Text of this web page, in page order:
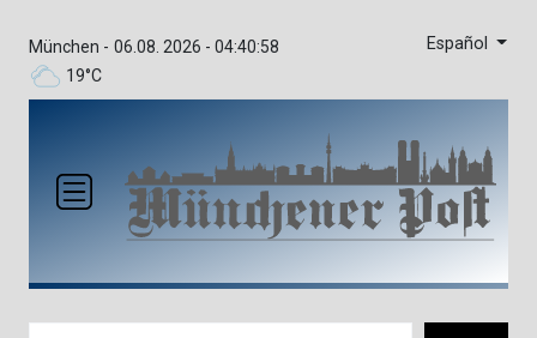
München -
19°C
06.08. 2026 - 04:40:58 Español